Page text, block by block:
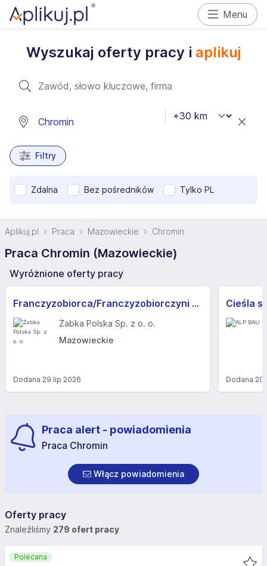
Menu
Wyszukaj oferty pracy i aplikuj
Filtry
Zdalna Bez pośredników Tylko PL
Aplikuj.pl Praca Mazowieckie Chromin
Praca Chromin (Mazowieckie)
Wyróżnione oferty pracy
Franczyzobiorca/Franczyzobiorczyni sklepu Żabka
Żabka Polska Sp. z o. o.
Mazowieckie
Dodana 29 lip 2026
Cieśla
Dodana20
Praca alert - powiadomienia
Praca Chromin
Włącz powiadomienia
Oferty pracy
Znaleźliśmy 279 ofert pracy
Polecana